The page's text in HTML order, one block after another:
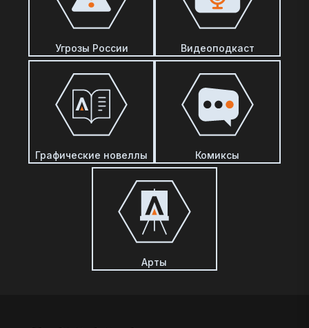
Угрозы России Видеоподкаст
Графические новеллы Комиксы
Арты